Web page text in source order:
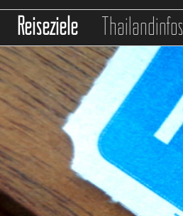
Reiseziele Thailandinfos